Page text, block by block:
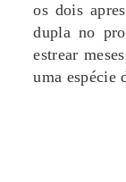
os dois
dupla no
estrear
uma espécie